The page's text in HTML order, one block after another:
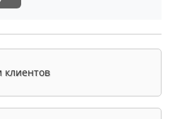
клиентов